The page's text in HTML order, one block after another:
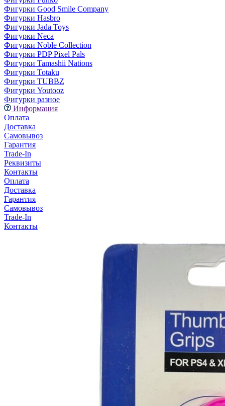
Фигурки Good Smile Company
Фигурки Hasbro
Фигурки Jada Toys
Фигурки Neca
Фигурки Noble Collection
Фигурки PDP Pixel Pals
Фигурки Tamashii Nations
Фигурки Totaku
Фигурки TUBBZ
Фигурки Youtooz
Фигурки разное
Информация
Оплата
Доставка
Самовывоз
Гарантия
Trade-In
Реквизиты
Контакты
Оплата
Доставка
Гарантия
Самовывоз
Trade-In
Контакты